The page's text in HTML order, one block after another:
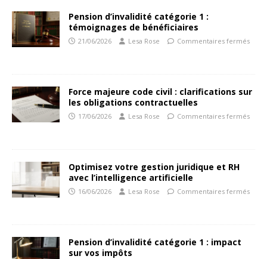
Pension d’invalidité catégorie 1 :
témoignages de bénéficiaires
21/06/2026 Lesa Rose Commentaires fermés
Force majeure code civil : clarifications sur
les obligations contractuelles
17/06/2026 Lesa Rose Commentaires fermés
Optimisez votre gestion juridique et RH
avec l’intelligence artificielle
16/06/2026 Lesa Rose Commentaires fermés
Pension d’invalidité catégorie 1 : impact
sur vos impôts